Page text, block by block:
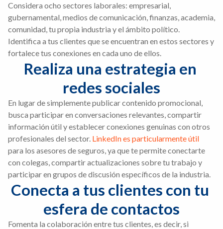
Considera ocho sectores laborales: empresarial,
gubernamental, medios de comunicación, finanzas, academia,
comunidad, tu propia industria y el ámbito político.
Identifica a tus clientes que se encuentran en estos sectores y
fortalece tus conexiones en cada uno de ellos.
Realiza una estrategia en
redes sociales
En lugar de simplemente publicar contenido promocional,
busca participar en conversaciones relevantes, compartir
información útil y establecer conexiones genuinas con otros
profesionales del sector. LinkedIn es particularmente útil
para los asesores de seguros, ya que te permite conectarte
con colegas, compartir actualizaciones sobre tu trabajo y
participar en grupos de discusión específicos de la industria.
Conecta a tus clientes con tu
esfera de contactos
Fomenta la colaboración entre tus clientes, es decir, si